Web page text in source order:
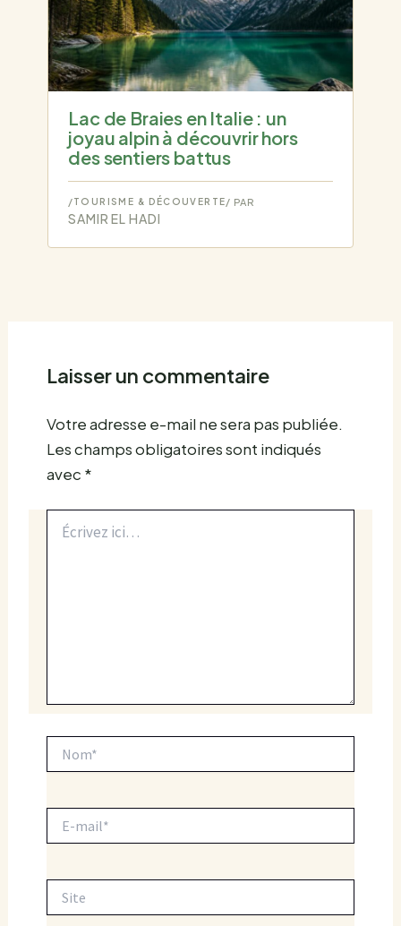
Lac de Braies en Italie : un
joyau alpin à découvrir hors
des sentiers battus
/TOURISME & DÉCOUVERTE/ PAR
SAMIR EL HADI
Laisser un commentaire
Votre adresse e-mail ne sera pas publiée.
Les champs obligatoires sont indiqués
avec *
ici…
mail*